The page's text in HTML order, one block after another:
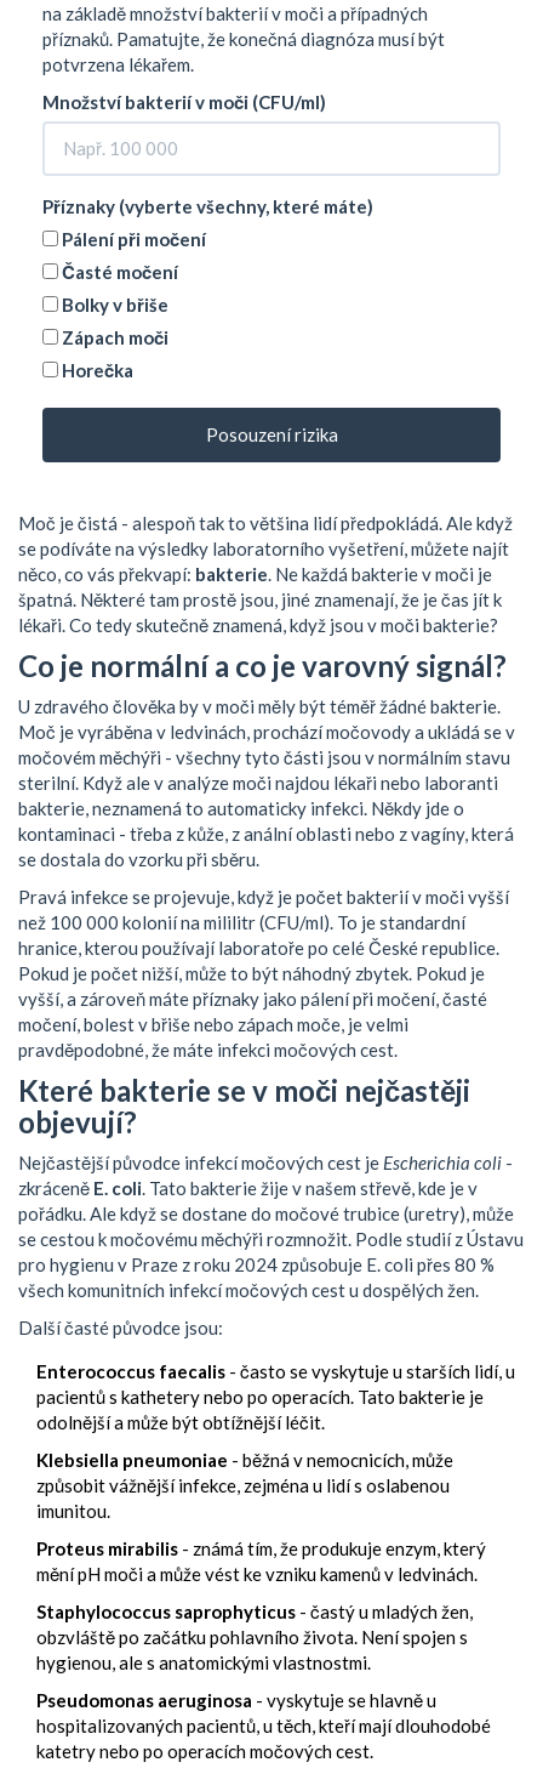
na základě množství bakterií v moči a případných
příznaků. Pamatujte, že konečná diagnóza musí být
potvrzena lékařem.
Množství bakterií v moči (CFU/ml)
Příznaky (vyberte všechny, které máte)
Pálení při močení
Časté močení
Bolky v břiše
Zápach moči
Horečka
Posouzení rizika
Moč je čistá - alespoň tak to většina lidí předpokládá. Ale když
se podíváte na výsledky laboratorního vyšetření, můžete najít
něco, co vás překvapí: bakterie. Ne každá bakterie v moči je
špatná. Některé tam prostě jsou, jiné znamenají, že je čas jít k
lékaři. Co tedy skutečně znamená, když jsou v moči bakterie?
Co je normální a co je varovný signál?
U zdravého člověka by v moči měly být téměř žádné bakterie.
Moč je vyráběna v ledvinách, prochází močovody a ukládá se v
močovém měchýři - všechny tyto části jsou v normálním stavu
sterilní. Když ale v analýze moči najdou lékaři nebo laboranti
bakterie, neznamená to automaticky infekci. Někdy jde o
kontaminaci - třeba z kůže, z anální oblasti nebo z vagíny, která
se dostala do vzorku při sběru.
Pravá infekce se projevuje, když je počet bakterií v moči vyšší
než 100 000 kolonií na mililitr (CFU/ml). To je standardní
hranice, kterou používají laboratoře po celé České republice.
Pokud je počet nižší, může to být náhodný zbytek. Pokud je
vyšší, a zároveň máte příznaky jako pálení při močení, časté
močení, bolest v břiše nebo zápach moče, je velmi
pravděpodobné, že máte infekci močových cest.
Které bakterie se v moči nejčastěji
objevují?
Nejčastější původce infekcí močových cest je Escherichia coli -
zkráceně E. coli. Tato bakterie žije v našem střevě, kde je v
pořádku. Ale když se dostane do močové trubice (uretry), může
se cestou k močovému měchýři rozmnožit. Podle studií z Ústavu
pro hygienu v Praze z roku 2024 způsobuje E. coli přes 80 %
všech komunitních infekcí močových cest u dospělých žen.
Další časté původce jsou:
Enterococcus faecalis - často se vyskytuje u starších lidí, u
pacientů s kathetery nebo po operacích. Tato bakterie je
odolnější a může být obtížnější léčit.
Klebsiella pneumoniae - běžná v nemocnicích, může
způsobit vážnější infekce, zejména u lidí s oslabenou
imunitou.
Proteus mirabilis - známá tím, že produkuje enzym, který
mění pH moči a může vést ke vzniku kamenů v ledvinách.
Staphylococcus saprophyticus - častý u mladých žen,
obzvláště po začátku pohlavního života. Není spojen s
hygienou, ale s anatomickými vlastnostmi.
Pseudomonas aeruginosa - vyskytuje se hlavně u
hospitalizovaných pacientů, u těch, kteří mají dlouhodobé
katetry nebo po operacích močových cest.